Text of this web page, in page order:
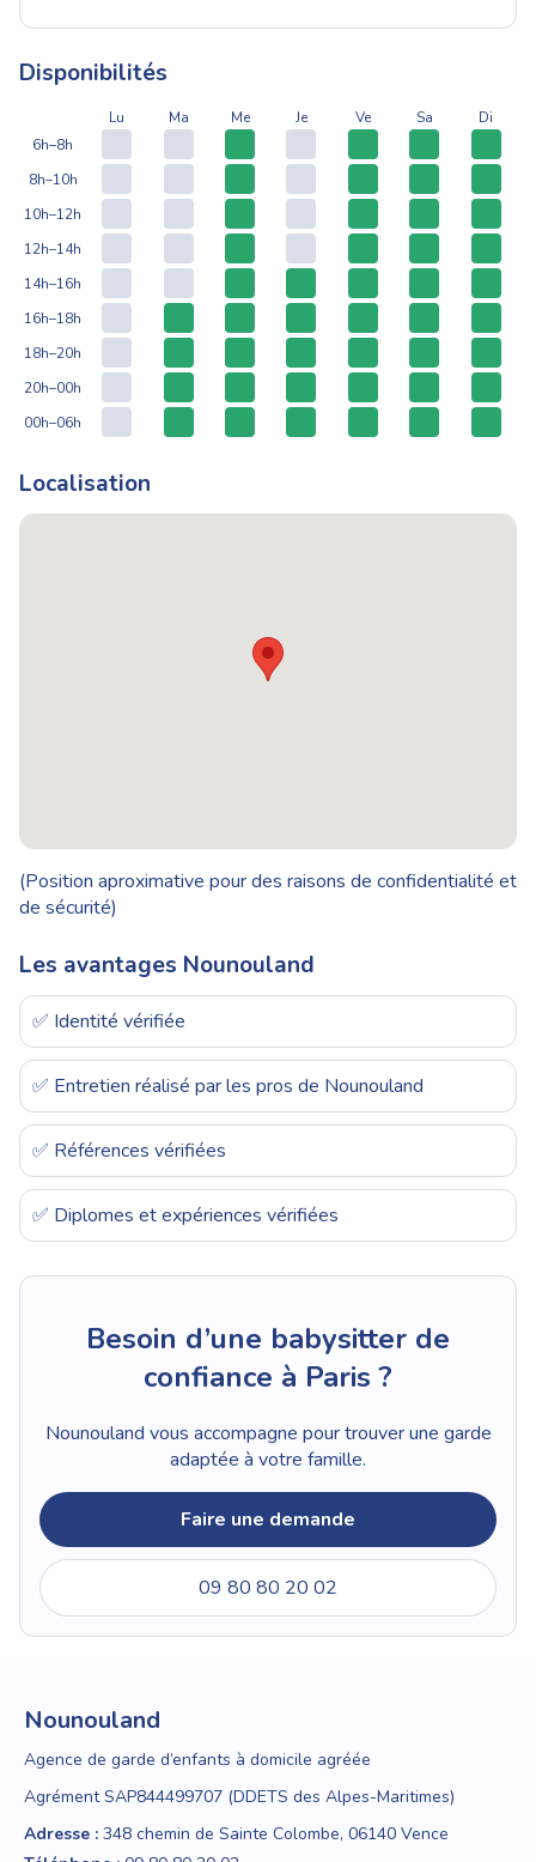
Disponibilités
Lu Ma Me Je Ve Sa
Di
6h–8h
8h–10h
10h–12h
12h–14h
14h–16h
16h–18h
18h–20h
20h–00h
00h–06h
Localisation
(Position aproximative pour des raisons de confidentialité et
de sécurité)
Les avantages Nounouland
✅ Identité vérifiée
✅ Entretien réalisé par les pros de Nounouland
✅ Références vérifiées
✅ Diplomes et expériences vérifiées
Besoin d’une babysitter de
confiance à Paris ?
Nounouland vous accompagne pour trouver une garde
adaptée à votre famille.
Faire une demande
09 80 80 20 02
Nounouland
Agence de garde d’enfants à domicile agréée
Agrément SAP844499707 (DDETS des Alpes-Maritimes)
Adresse : 348 chemin de Sainte Colombe, 06140 Vence